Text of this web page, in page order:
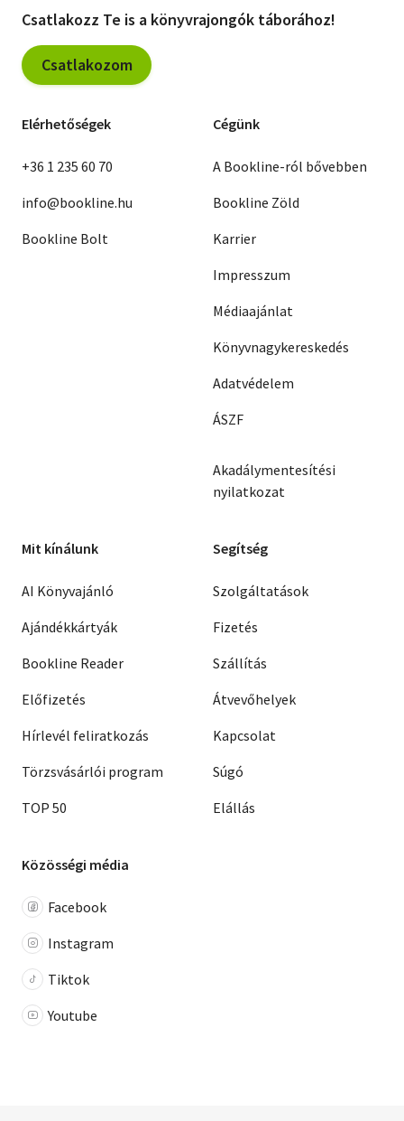
Csatlakozz Te is a könyvrajongók táborához!
Csatlakozom
Elérhetőségek
+36 1 235 60 70
info@bookline.hu
Bookline Bolt
Cégünk
A Bookline-ról bővebben
Bookline Zöld
Karrier
Impresszum
Médiaajánlat
Könyvnagykereskedés
Adatvédelem
ÁSZF
Akadálymentesítési
nyilatkozat
Mit kínálunk
AI Könyvajánló
Ajándékkártyák
Bookline Reader
Előfizetés
Hírlevél feliratkozás
Törzsvásárlói program
TOP 50
Segítség
Szolgáltatások
Fizetés
Szállítás
Átvevőhelyek
Kapcsolat
Súgó
Elállás
Közösségi média
Facebook
Instagram
Tiktok
Youtube